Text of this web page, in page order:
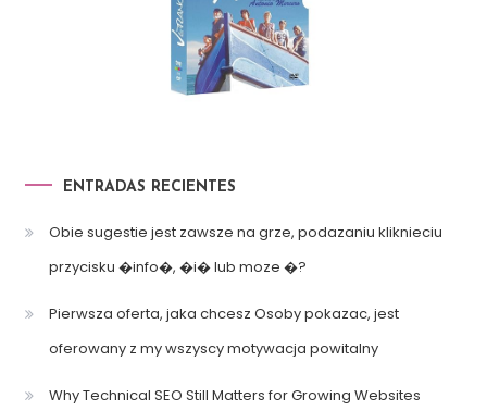
ENTRADAS RECIENTES
Obie sugestie jest zawsze na grze, podazaniu kliknieciu
przycisku �info�, �i� lub moze �?
Pierwsza oferta, jaka chcesz Osoby pokazac, jest
oferowany z my wszyscy motywacja powitalny
Why Technical SEO Still Matters for Growing Websites